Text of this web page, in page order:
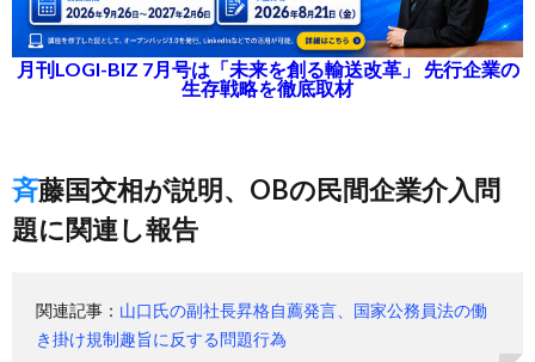
月刊LOGI-BIZ 7月号は「未来を創る輸送改革」 先行企業の
生存戦略を徹底取材
斉藤国交相が説明、OBの民間企業介入問
題に関連し報告
関連記事： 山口氏の副社長昇格自薦発言、国家公務員法の働
き掛け規制趣旨に反する問題行為